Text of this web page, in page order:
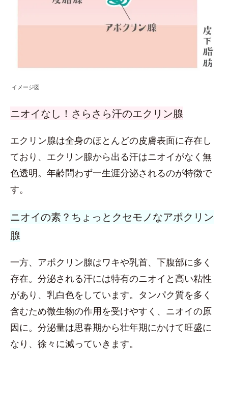
イメージ図
ニオイなし！さらさら汗のエクリン腺
エクリン腺は全身のほとんどの皮膚表面に存在し
ており、エクリン腺から出る汗はニオイがなく無
色透明。年齢問わず一生涯分泌されるのが特徴で
す。
ニオイの素？ちょっとクセモノなアポクリン
腺
一方、アポクリン腺はワキや乳首、下腹部に多く
存在。分泌される汗には特有のニオイと高い粘性
があり、乳白色をしています。タンパク質を多く
含むため微生物の作用を受けやすく、ニオイの原
因に。分泌量は思春期から壮年期にかけて旺盛に
なり、徐々に減っていきます。